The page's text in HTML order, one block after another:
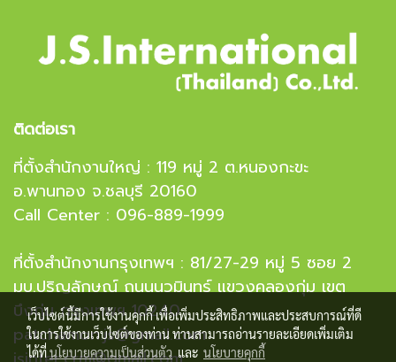
ติดต่อเรา
ที่ตั้งสำนักงานใหญ่ : 119 หมู่ 2 ต.หนองกะขะ
อ.พานทอง จ.ชลบุรี 20160
Call Center : 096-889-1999
ที่ตั้งสำนักงานกรุงเทพฯ : 81/27-29 หมู่ 5 ซอย 2
มบ.ปริญลักษณ์ ถนนนวมินทร์ แขวงคลองกุ่ม เขต
บึงกุ่ม กรุงเทพฯ 10240
patchamon.js@gmail.com
เว็บไซต์นี้มีการใช้งานคุกกี้ เพื่อเพิ่มประสิทธิภาพและประสบการณ์ที่ดี
ในการใช้งานเว็บไซต์ของท่าน ท่านสามารถอ่านรายละเอียดเพิ่มเติม
ได้ที่นโยบายความเป็นส่วนตัวและ นโยบายคุกกี้